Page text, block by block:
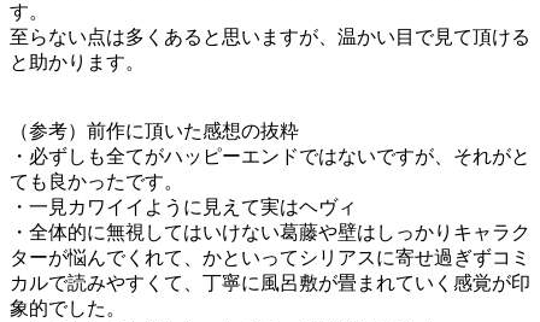
す。
至らない点は多くあると思いますが、温かい目で見て頂ける
と助かります。
（参考）前作に頂いた感想の抜粋
・必ずしも全てがハッピーエンドではないですが、それがと
ても良かったです。
・一見カワイイように見えて実はヘヴィ
・全体的に無視してはいけない葛藤や壁はしっかりキャラク
ターが悩んでくれて、かといってシリアスに寄せ過ぎずコミ
カルで読みやすくて、丁寧に風呂敷が畳まれていく感覚が印
象的でした。